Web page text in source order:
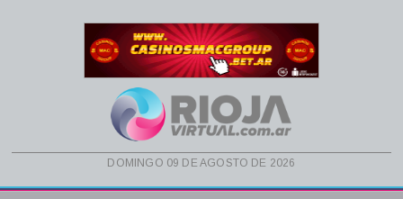
domingo 09 de agosto de 2026